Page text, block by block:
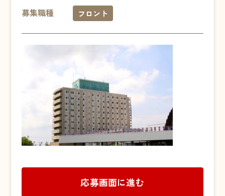
募集職種 フロント
応募画面に進む